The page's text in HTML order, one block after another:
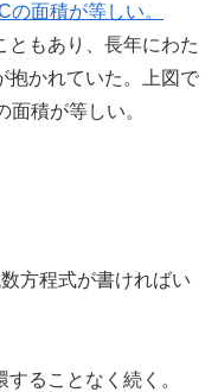
ともあり、長年にわた
抱かれていた。上図で
積が等しい。
方程式が書ければい
ることなく続く。